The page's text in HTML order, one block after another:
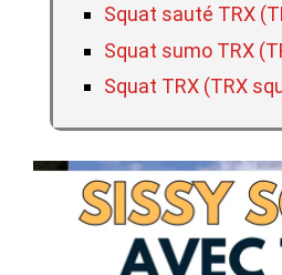
Squat sauté TRX
Squat sumo TRX
Squat TRX (TRX